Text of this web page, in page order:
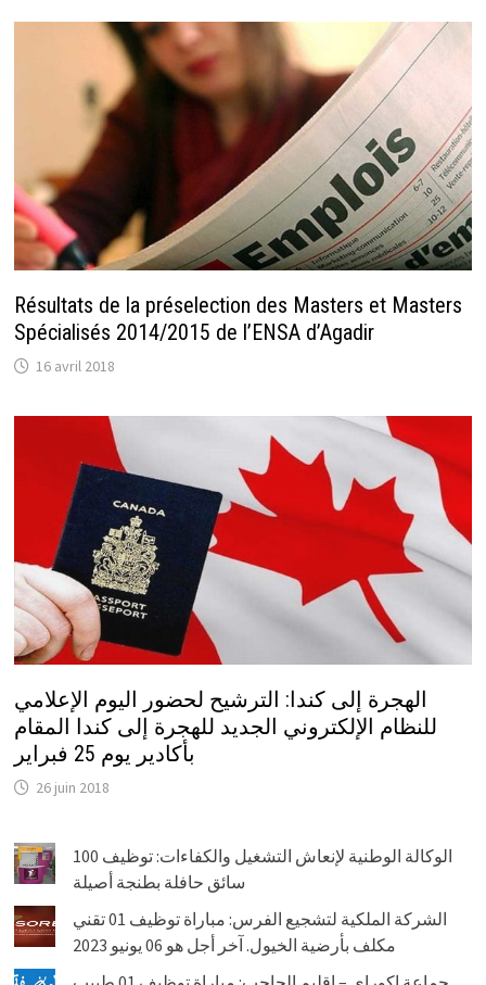
Résultats de la préselection des Masters et Masters
Spécialisés 2014/2015 de l’ENSA d’Agadir
16 avril 2018
الهجرة إلى كندا: الترشيح لحضور اليوم الإعلامي
للنظام الإلكتروني الجديد للهجرة إلى كندا المقام
بأكادير يوم 25 فبراير
26 juin 2018
الوكالة الوطنية لإنعاش التشغيل والكفاءات: توظيف 100
سائق حافلة بطنجة أصيلة
الشركة الملكية لتشجيع الفرس: مباراة توظيف 01 تقني
مكلف بأرضية الخيول. آخر أجل هو 06 يونيو 2023